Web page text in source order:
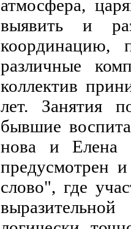
атмосфера,
выявить и
координацию,
различные
коллектив
лет. Занятия
бывшие
нова и Елена
предусмотрен
слово", где